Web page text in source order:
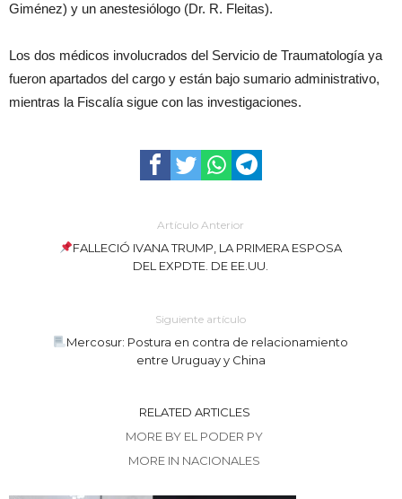
Giménez) y un anestesiólogo (Dr. R. Fleitas).
Los dos médicos involucrados del Servicio de Traumatología ya
fueron apartados del cargo y están bajo sumario administrativo,
mientras la Fiscalía sigue con las investigaciones.
Artículo Anterior
FALLECIÓ IVANA TRUMP, LA PRIMERA ESPOSA
DEL EXPDTE. DE EE.UU.
Siguiente artículo
Mercosur: Postura en contra de relacionamiento
entre Uruguay y China
RELATED ARTICLES
MORE BY EL PODER PY
MORE IN NACIONALES